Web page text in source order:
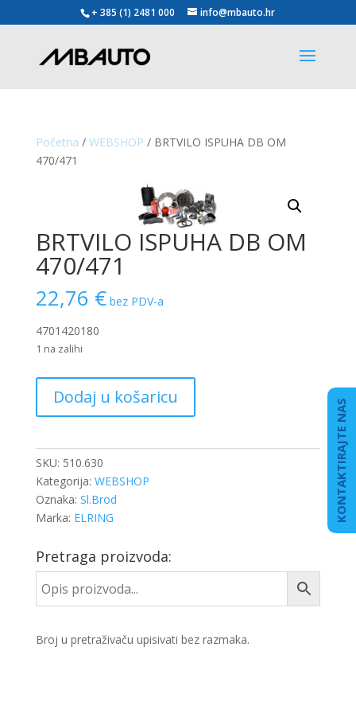
+ 385 (1) 2481 000 info@mbauto.hr
Početna / WEBSHOP / BRTVILO ISPUHA DB OM
470/471
BRTVILO ISPUHA DB OM
470/471
22,76 € bez PDV-a
4701420180
1 na zalihi
ISPUHA
DB
470/471
količina
Dodaj u košaricu
SKU: 510.630
Kategorija: WEBSHOP
Oznaka: Sl.Brod
Marka: ELRING
Pretraga proizvoda:
Broj u pretraživaču upisivati bez razmaka.
KONTAKTIRAJTE NAS